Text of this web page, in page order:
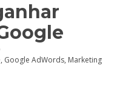
, Google AdWords, Marketing